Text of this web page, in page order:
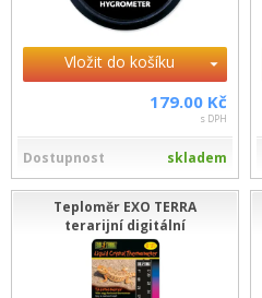
Vložit do košíku
179.00 Kč
s DPH
Dostupnost skladem
Teploměr EXO TERRA
terarijní digitální